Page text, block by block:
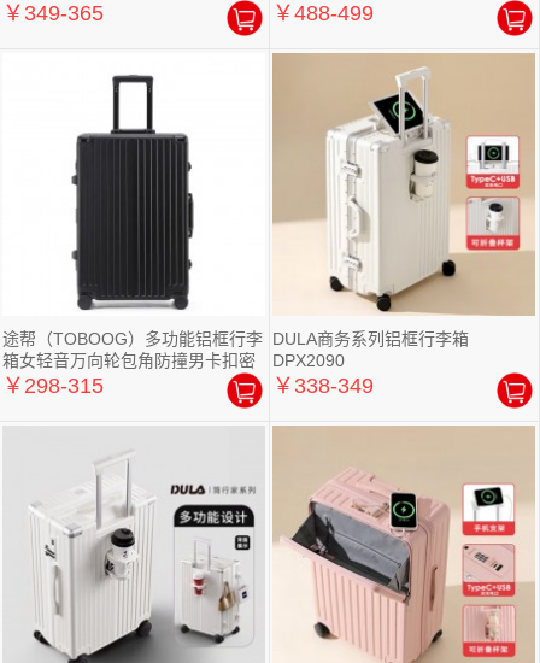
￥349-365 ￥488-499
途帮（TOBOOG）多功能铝框行李
箱女轻音万向轮包角防撞男卡扣密
码拉杆
￥298-315
DULA商务系列铝框行李箱
DPX2090
￥338-349